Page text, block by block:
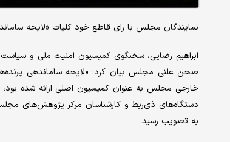
نمایندگان مجلس با رای قاطع خود کلیات «لایحه
ابراهیم رضایی، سخنگوی کمیسیون امنیت ملی و
صحن علنی مجلس بیان کرد: «لایحه ساماندهی
دستگاه‌های ذی‌ربط و کارشناسان مرکز پژوهش‌های
به تصویب رسید.